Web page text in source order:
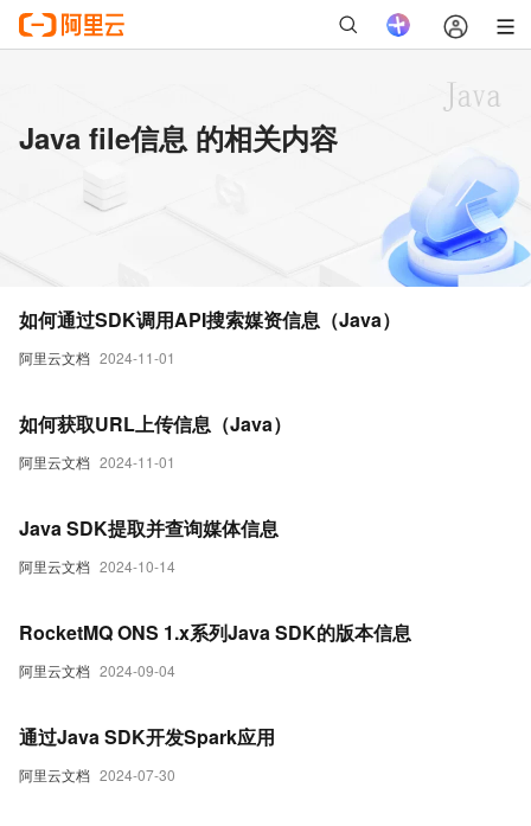
Java file信息 的相关内容
阿里云文档 2024-11-01
如何通过SDK调用API搜索媒资信息（Java）
阿里云文档 2024-11-01
如何获取URL上传信息（Java）
阿里云文档 2024-10-14
Java SDK提取并查询媒体信息
阿里云文档 2024-09-04
RocketMQ ONS 1.x系列Java SDK的版本信息
阿里云文档 2024-07-30
通过Java SDK开发Spark应用